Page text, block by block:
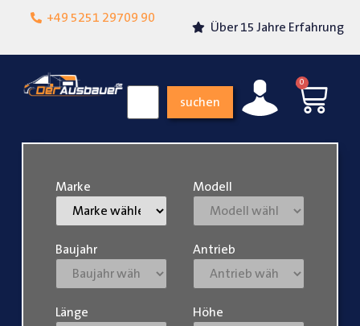
+49 5251 29709 90
Lokalgeschäft in
Über 15 Jahre Erfahrung
suchen
0
Marke Modell
Baujahr Antrieb
Länge Höhe